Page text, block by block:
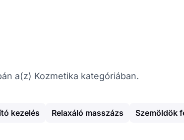
a(z) Kozmetika kategóriában.
kezelés Relaxáló masszázs Szemöldök